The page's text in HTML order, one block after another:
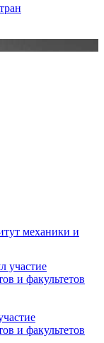
механики и
и факультетов